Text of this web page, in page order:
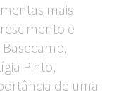
mais
e
Pinto,
de uma